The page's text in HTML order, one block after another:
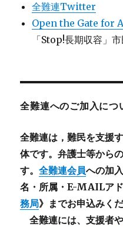
全難連Twitter
Open the Gate for
「Stop!長期収容」
全難連へのご加入につ
全難連は，難民を支援
体です。弁護士等から
す。全難連会員への加
名・所属・E-MAILア
務局》までお申込みくだ
全難連には、支援者